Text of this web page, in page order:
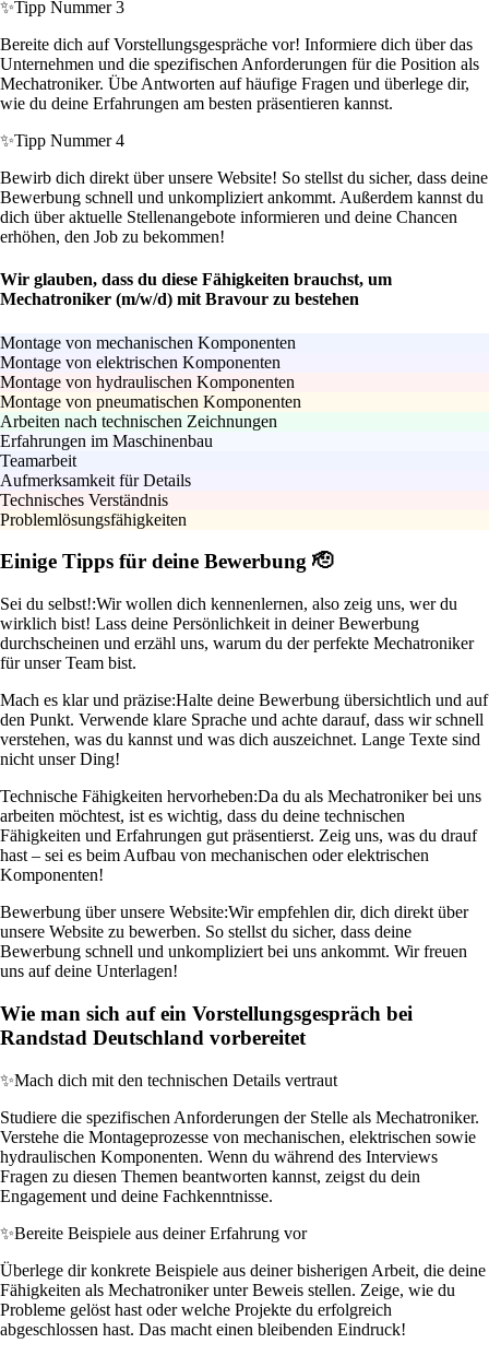
✨Tipp Nummer 3
Bereite dich auf Vorstellungsgespräche vor! Informiere dich über das
Unternehmen und die spezifischen Anforderungen für die Position als
Mechatroniker. Übe Antworten auf häufige Fragen und überlege dir,
wie du deine Erfahrungen am besten präsentieren kannst.
✨Tipp Nummer 4
Bewirb dich direkt über unsere Website! So stellst du sicher, dass deine
Bewerbung schnell und unkompliziert ankommt. Außerdem kannst du
dich über aktuelle Stellenangebote informieren und deine Chancen
erhöhen, den Job zu bekommen!
Wir glauben, dass du diese Fähigkeiten brauchst, um
Mechatroniker (m/w/d) mit Bravour zu bestehen
Montage von mechanischen Komponenten
Montage von elektrischen Komponenten
Montage von hydraulischen Komponenten
Montage von pneumatischen Komponenten
Arbeiten nach technischen Zeichnungen
Erfahrungen im Maschinenbau
Teamarbeit
Aufmerksamkeit für Details
Technisches Verständnis
Problemlösungsfähigkeiten
Einige Tipps für deine Bewerbung 🫡
Sei du selbst!:Wir wollen dich kennenlernen, also zeig uns, wer du
wirklich bist! Lass deine Persönlichkeit in deiner Bewerbung
durchscheinen und erzähl uns, warum du der perfekte Mechatroniker
für unser Team bist.
Mach es klar und präzise:Halte deine Bewerbung übersichtlich und auf
den Punkt. Verwende klare Sprache und achte darauf, dass wir schnell
verstehen, was du kannst und was dich auszeichnet. Lange Texte sind
nicht unser Ding!
Technische Fähigkeiten hervorheben:Da du als Mechatroniker bei uns
arbeiten möchtest, ist es wichtig, dass du deine technischen
Fähigkeiten und Erfahrungen gut präsentierst. Zeig uns, was du drauf
hast – sei es beim Aufbau von mechanischen oder elektrischen
Komponenten!
Bewerbung über unsere Website:Wir empfehlen dir, dich direkt über
unsere Website zu bewerben. So stellst du sicher, dass deine
Bewerbung schnell und unkompliziert bei uns ankommt. Wir freuen
uns auf deine Unterlagen!
Wie man sich auf ein Vorstellungsgespräch bei
Randstad Deutschland vorbereitet
✨Mach dich mit den technischen Details vertraut
Studiere die spezifischen Anforderungen der Stelle als Mechatroniker.
Verstehe die Montageprozesse von mechanischen, elektrischen sowie
hydraulischen Komponenten. Wenn du während des Interviews
Fragen zu diesen Themen beantworten kannst, zeigst du dein
Engagement und deine Fachkenntnisse.
✨Bereite Beispiele aus deiner Erfahrung vor
Überlege dir konkrete Beispiele aus deiner bisherigen Arbeit, die deine
Fähigkeiten als Mechatroniker unter Beweis stellen. Zeige, wie du
Probleme gelöst hast oder welche Projekte du erfolgreich
abgeschlossen hast. Das macht einen bleibenden Eindruck!